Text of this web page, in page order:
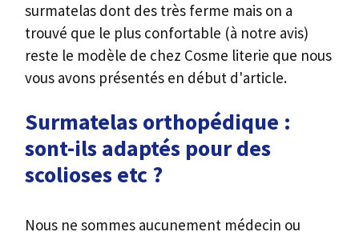
surmatelas dont des très ferme mais on a
trouvé que le plus confortable (à notre avis)
reste le modèle de chez Cosme literie que nous
vous avons présentés en début d'article.
Surmatelas orthopédique :
sont-ils adaptés pour des
scolioses etc ?
Nous ne sommes aucunement médecin ou